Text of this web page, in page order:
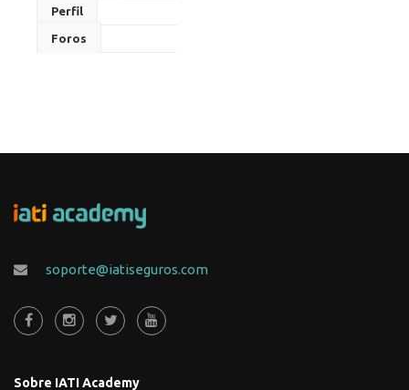
Perfil
Foros
soporte@iatiseguros.com
Sobre IATI Academy